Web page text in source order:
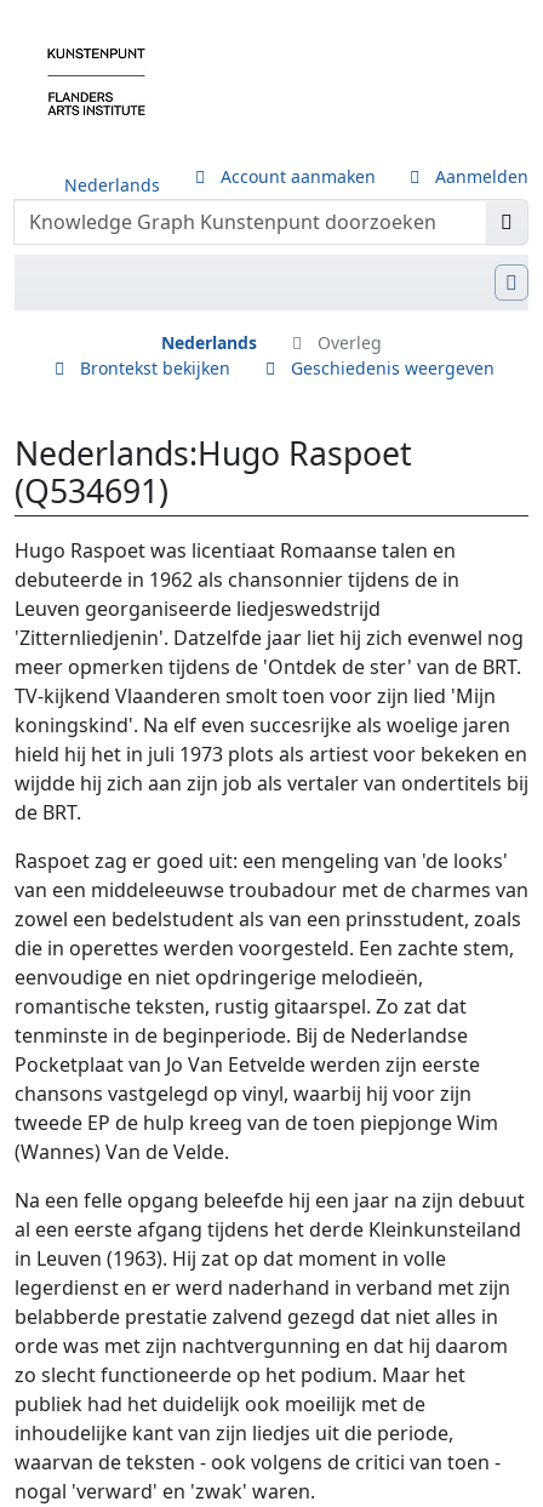
Nederlands Account aanmaken Aanmelden
Nederlands
Overleg
Brontekst bekijken
Geschiedenis weergeven
Nederlands:Hugo Raspoet
(Q534691)
Ga naar:navigatie,zoeken
Hugo Raspoet was licentiaat Romaanse talen en
debuteerde in 1962 als chansonnier tijdens de in
Leuven georganiseerde liedjeswedstrijd
'Zitternliedjenin'. Datzelfde jaar liet hij zich evenwel nog
meer opmerken tijdens de 'Ontdek de ster' van de BRT.
TV-kijkend Vlaanderen smolt toen voor zijn lied 'Mijn
koningskind'. Na elf even succesrijke als woelige jaren
hield hij het in juli 1973 plots als artiest voor bekeken en
wijdde hij zich aan zijn job als vertaler van ondertitels bij
de BRT.
Raspoet zag er goed uit: een mengeling van 'de looks'
van een middeleeuwse troubadour met de charmes van
zowel een bedelstudent als van een prinsstudent, zoals
die in operettes werden voorgesteld. Een zachte stem,
eenvoudige en niet opdringerige melodieën,
romantische teksten, rustig gitaarspel. Zo zat dat
tenminste in de beginperiode. Bij de Nederlandse
Pocketplaat van Jo Van Eetvelde werden zijn eerste
chansons vastgelegd op vinyl, waarbij hij voor zijn
tweede EP de hulp kreeg van de toen piepjonge Wim
(Wannes) Van de Velde.
Na een felle opgang beleefde hij een jaar na zijn debuut
al een eerste afgang tijdens het derde Kleinkunsteiland
in Leuven (1963). Hij zat op dat moment in volle
legerdienst en er werd naderhand in verband met zijn
belabberde prestatie zalvend gezegd dat niet alles in
orde was met zijn nachtvergunning en dat hij daarom
zo slecht functioneerde op het podium. Maar het
publiek had het duidelijk ook moeilijk met de
inhoudelijke kant van zijn liedjes uit die periode,
waarvan de teksten - ook volgens de critici van toen -
nogal 'verward' en 'zwak' waren.